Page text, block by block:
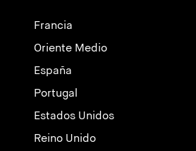
Francia
Oriente Medio
España
Portugal
Estados Unidos
Reino Unido